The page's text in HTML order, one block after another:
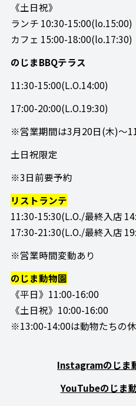
《土日祝》
ランチ 10:30-15:00(lo.15:00)
カフェ 15:00-18:00(lo.17:30)
のじまBBQテラス
11:30-15:00(L.O.14:00)
17:00-20:00(L.O.19:30)
※営業期間は3月20日(木)～
土日祝限定
※3日前要予約
リストランテ
11:30-15:30(L.O./最終入店
17:30-21:30(L.O./最終入店
※営業時間変動あり
のじま動物園
《平日》11:00-16:00
《土日祝》10:00-16:00
※13:00-14:00は動物たちの休
Instagramのじま
YouTubeのじま